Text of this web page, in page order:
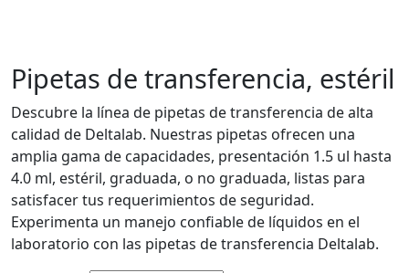
Pipetas de transferencia, estéril
Descubre la línea de pipetas de transferencia de alta
calidad de Deltalab. Nuestras pipetas ofrecen una
amplia gama de capacidades, presentación 1.5 ul hasta
4.0 ml, estéril, graduada, o no graduada, listas para
satisfacer tus requerimientos de seguridad.
Experimenta un manejo confiable de líquidos en el
laboratorio con las pipetas de transferencia Deltalab.